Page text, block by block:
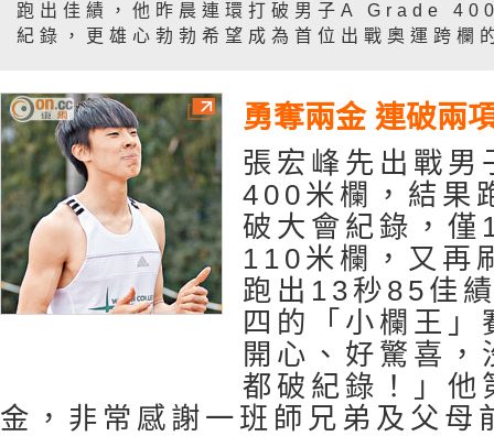
跑出佳績，他昨晨連環打破男子A Grade
紀錄，更雄心勃勃希望成為首位出戰奧運跨欄
勇奪兩金 連破兩
張宏峰先出戰
400米欄，結果
破大會紀錄，僅
110米欄，又再
跑出13秒85佳
四的「小欄王
開心、好驚喜
都破紀錄！」他
金，非常感謝一班師兄弟及父母